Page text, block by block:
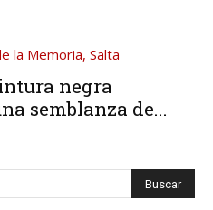
negra
semblanza de...